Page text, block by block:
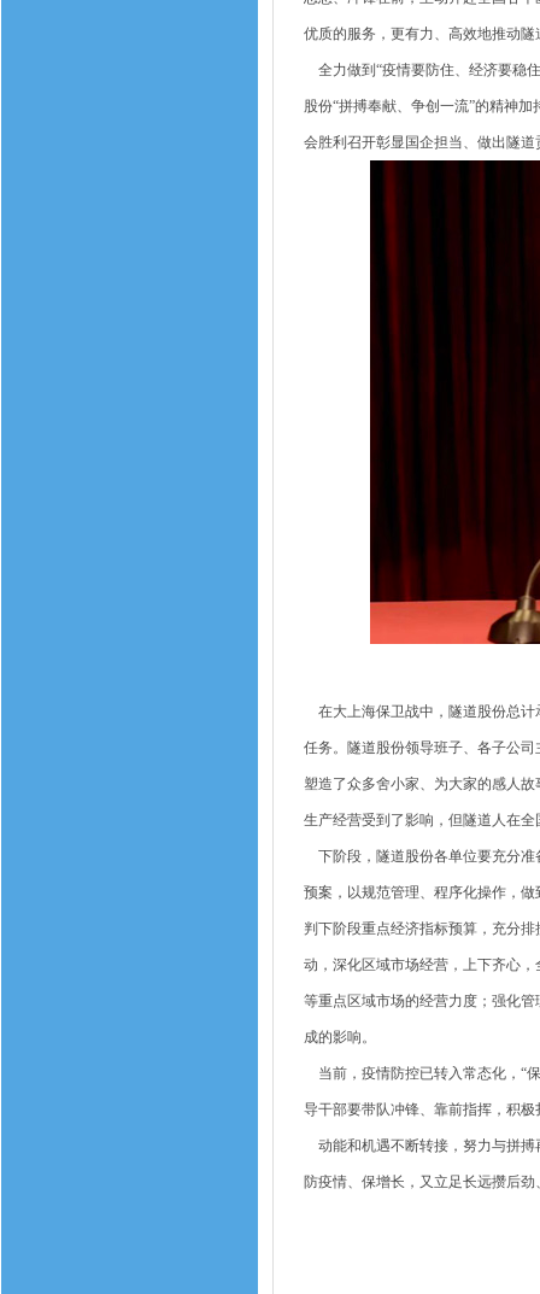
优质的服务，更有力、高效地推动
全力做到“疫情要防住、经济要稳
股份“拼搏奉献、争创一流”的精神
会胜利召开彰显国企担当、做出隧道
在大上海保卫战中，隧道股份总计
任务。隧道股份领导班子、各子公
塑造了众多舍小家、为大家的感人
生产经营受到了影响，但隧道人在
下阶段，隧道股份各单位要充分准
预案，以规范管理、程序化操作，
判下阶段重点经济指标预算，充分
动，深化区域市场经营，上下齐心
等重点区域市场的经营力度；强化
成的影响。
当前，疫情防控已转入常态化，“
导干部要带队冲锋、靠前指挥，积
动能和机遇不断转接，努力与拼搏
防疫情、保增长，又立足长远攒后